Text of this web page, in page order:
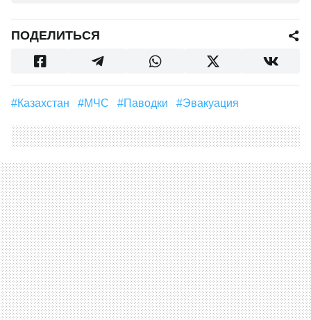
ПОДЕЛИТЬСЯ
#Казахстан #МЧС #Паводки #эвакуация